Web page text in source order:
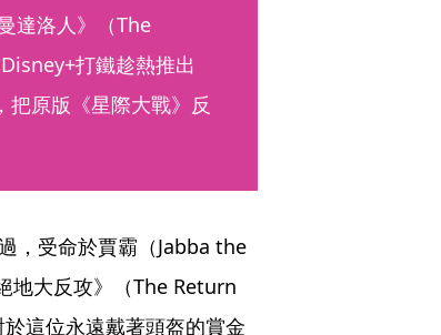
達洛人》（The
打鐵趁熱推出
原版《星際大戰》反
，受命於賈霸（Jabba the
地大反攻》（The Return
這位永遠戴著頭盔的賞金